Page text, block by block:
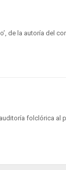
de la autoría del
folclórica al